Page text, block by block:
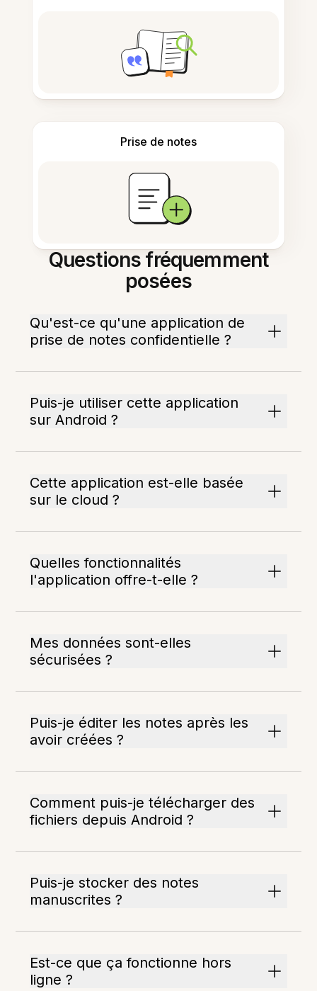
Prise de notes
Questions fréquemment
posées
Qu'est-ce qu'une application de
prise de notes confidentielle ?
Puis-je utiliser cette application
sur Android ?
Cette application est-elle basée
sur le cloud ?
Quelles fonctionnalités
l'application offre-t-elle ?
Mes données sont-elles
sécurisées ?
Puis-je éditer les notes après les
avoir créées ?
Comment puis-je télécharger des
fichiers depuis Android ?
Puis-je stocker des notes
manuscrites ?
Est-ce que ça fonctionne hors
ligne ?